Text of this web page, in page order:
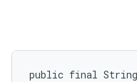
public final String